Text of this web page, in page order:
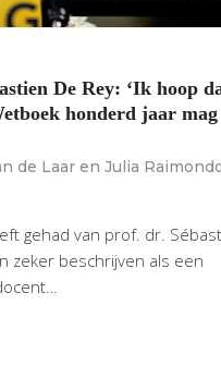
De Rey: ‘Ik hoop
honderd jaar mag
de Laar en Julia
gehad van prof. dr.
zeker beschrijven als een